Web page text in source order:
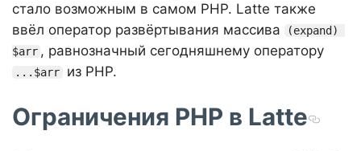
стало возможным в самом PHP. Latte также
ввёл оператор развёртывания массива
(expand)
$arr , равнозначный сегодняшнему оператору
...$arr из PHP.
Ограничения PHP в Latte